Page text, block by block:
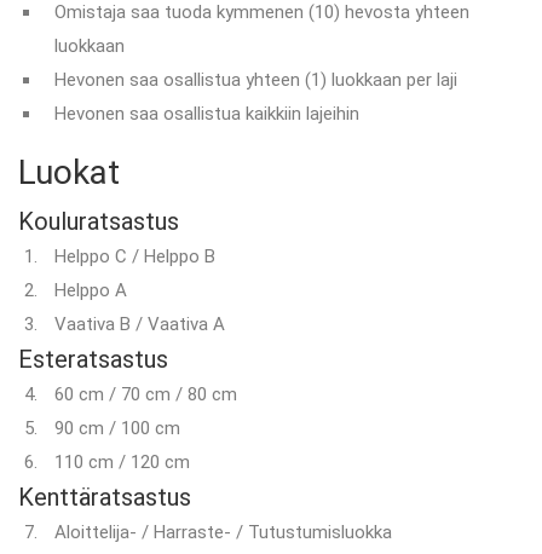
Omistaja saa tuoda kymmenen (10) hevosta yhteen
luokkaan
Hevonen saa osallistua yhteen (1) luokkaan per laji
Hevonen saa osallistua kaikkiin lajeihin
Luokat
Kouluratsastus
Helppo C / Helppo B
Helppo A
Vaativa B / Vaativa A
Esteratsastus
60 cm / 70 cm / 80 cm
90 cm / 100 cm
110 cm / 120 cm
Kenttäratsastus
Aloittelija- / Harraste- / Tutustumisluokka